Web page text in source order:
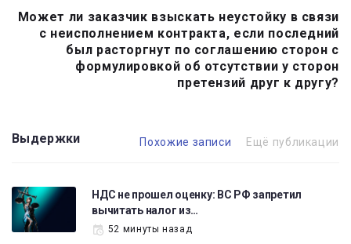
Может ли заказчик взыскать неустойку в связи
с неисполнением контракта, если последний
был расторгнут по соглашению сторон с
формулировкой об отсутствии у сторон
претензий друг к другу?
Выдержки Похожие записи Ещё публикации
НДС не прошел оценку: ВС РФ запретил
вычитать налог из…
52 минуты назад